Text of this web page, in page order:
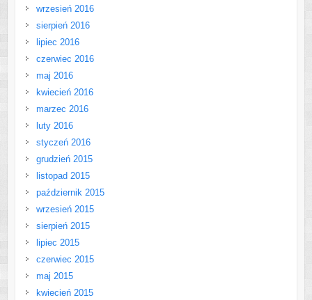
wrzesień 2016
sierpień 2016
lipiec 2016
czerwiec 2016
maj 2016
kwiecień 2016
marzec 2016
luty 2016
styczeń 2016
grudzień 2015
listopad 2015
październik 2015
wrzesień 2015
sierpień 2015
lipiec 2015
czerwiec 2015
maj 2015
kwiecień 2015